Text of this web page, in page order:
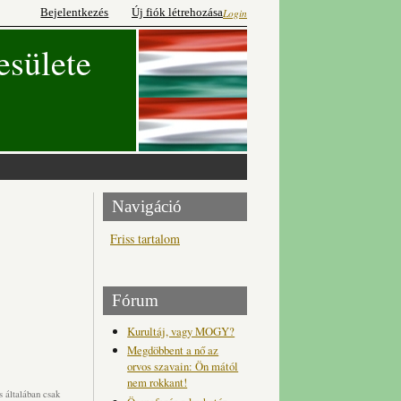
Login
Bejelentkezés Új fiók létrehozása
általában csak
Navigáció
Friss tartalom
Fórum
Kurultáj, vagy MOGY?
Megdöbbent a nő az
orvos szavain: Ön mától
nem rokkant!